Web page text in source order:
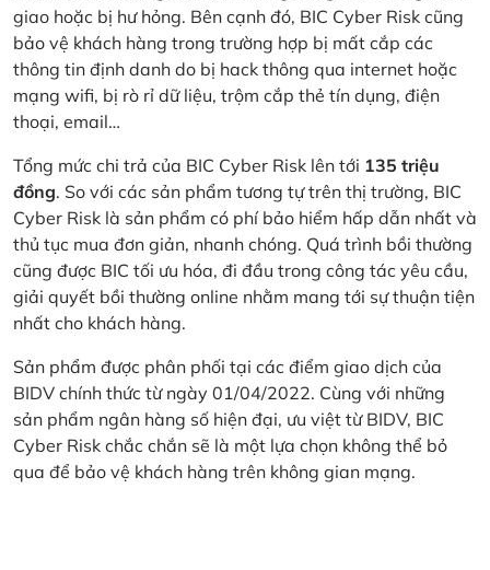
giao hoặc bị hư hỏng. Bên cạnh đó, BIC Cyber Risk cũng
bảo vệ khách hàng trong trường hợp bị mất cắp các
thông tin định danh do bị hack thông qua internet hoặc
mạng wifi, bị rò rỉ dữ liệu, trộm cắp thẻ tín dụng, điện
thoại, email…
Tổng mức chi trả của BIC Cyber Risk lên tới 135 triệu
đồng. So với các sản phẩm tương tự trên thị trường, BIC
Cyber Risk là sản phẩm có phí bảo hiểm hấp dẫn nhất và
thủ tục mua đơn giản, nhanh chóng. Quá trình bồi thường
cũng được BIC tối ưu hóa, đi đầu trong công tác yêu cầu,
giải quyết bồi thường online nhằm mang tới sự thuận tiện
nhất cho khách hàng.
Sản phẩm được phân phối tại các điểm giao dịch của
BIDV chính thức từ ngày 01/04/2022. Cùng với những
sản phẩm ngân hàng số hiện đại, ưu việt từ BIDV, BIC
Cyber Risk chắc chắn sẽ là một lựa chọn không thể bỏ
qua để bảo vệ khách hàng trên không gian mạng.